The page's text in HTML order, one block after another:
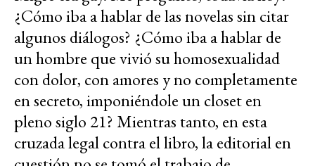
¿Cómo iba a hablar de las novelas sin citar
algunos diálogos? ¿Cómo iba a hablar de
un hombre que vivió su homosexualidad
con dolor, con amores y no completamente
en secreto, imponiéndole un closet en
pleno siglo 21? Mientras tanto, en esta
cruzada legal contra el libro, la editorial en